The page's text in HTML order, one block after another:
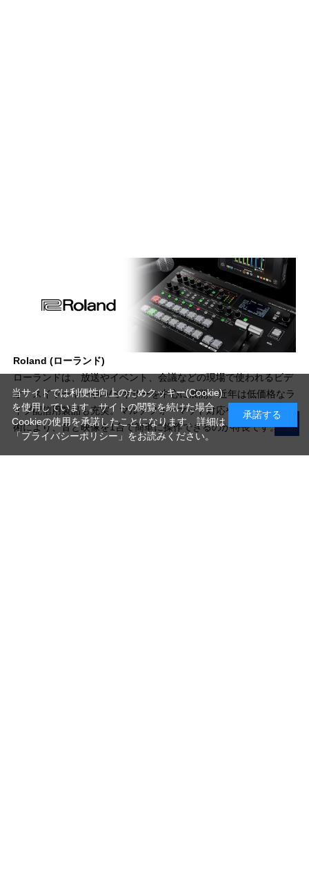
Roland (ローランド)
ローランドは、放送やイベント、会議などの現場で使われるビデ
オ・スイッチャーやAVミキサーを中心に展開。近年は低価格なラ
イブ配信用製品も充実。マルチフォーマット対応や独自の音響技
術により、音と映像を1台で簡単に操作できるのが特長です。
当サイトでは利便性向上のためクッキー(Cookie)
を使用しています。サイトの閲覧を続けた場合
Cookieの使用を承諾したことになります。詳細は
「プライバシーポリシー」 をお読みください。
承諾する